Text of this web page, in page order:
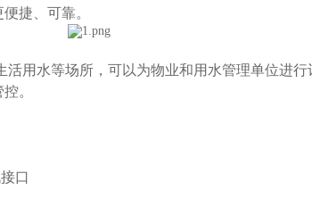
捷、可靠。
用水等场所，可以为物业和用水管理单位进
。
口